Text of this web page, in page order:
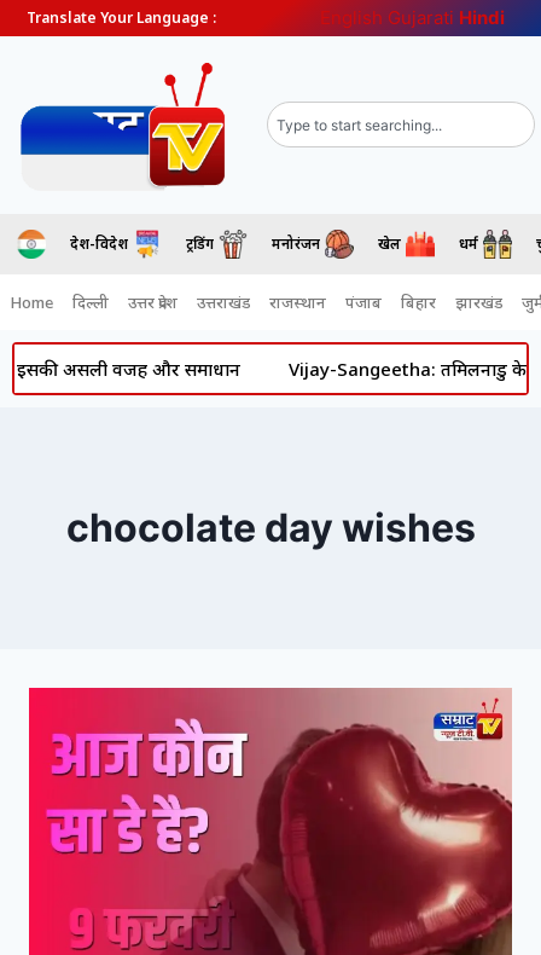
Translate Your Language : English Gujarati Hindi
देश-विदेश ट्रेंडिंग मनोरंजन खेल धर्म
Home दिल्ली उत्तर प्रदेश उत्तराखंड राजस्थान पंजाब बिहार झारखंड
इसकी असली वजह और समाधान Vijay-Sangeetha: तमिलनाडु के
chocolate day wishes